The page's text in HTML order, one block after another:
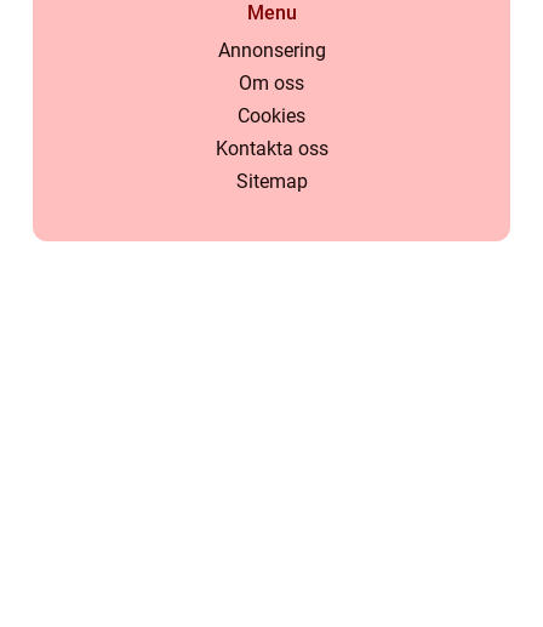
Menu
Annonsering
Om oss
Cookies
Kontakta oss
Sitemap